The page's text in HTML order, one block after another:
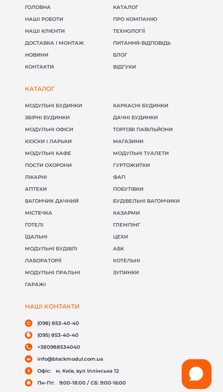
ГОЛОВНА
КАТАЛОГ
НАШІ РОБОТИ
ПРО КОМПАНІЮ
НАШІ КЛІЄНТИ
ТЕХНОЛОГІЇ
ДОСТАВКА І МОНТАЖ
ПИТАННЯ-ВІДПОВІДЬ
НОВИНИ
БЛОГ
КОНТАКТИ
ВІДГУКИ
КАТАЛОГ
МОДУЛЬНІ БУДИНКИ
КАРКАСНІ БУДИНКИ
ЗБІРНІ БУДИНКИ
ДАЧНІ БУДИНКИ
МОДУЛЬНІ ОФІСИ
ТОРГОВІ ПАВІЛЬЙОНИ
КІОСКИ І ЛАРЬКИ
МАГАЗИНИ
МОДУЛЬНІ КАФЕ
МОДУЛЬНІ ТУАЛЕТИ
ПОСТИ ОХОРОНИ
ГУРТОЖИТКИ
ЛІКАРНІ
ФАП
АПТЕКИ
ПОБУТІВКИ
ВАГОНЧИК ДАЧНИЙ
БУДІВЕЛЬНІ ВАГОНЧИКИ
МІСТЕЧКА
КАЗАРМИ
ГОТЕЛІ
ГЛЕМПІНГ
ЇДАЛЬНІ
ЦЕХИ
МОДУЛЬНІ БУДІВЛІ
АБК
ЛАБОРАТОРІЇ
КОТЕЛЬНІ
МОДУЛЬНІ ПРАЛЬНІ
ЗУПИНКИ
ГАРАЖІ
НАШІ КОНТАКТИ
(098) 853-40-40
(095) 853-40-40
+380988534040
info@blockmodul.com.ua
Офіс:
м. Київ, вул Іллінська 12
Пн-Пт:
9:00-18:00 / Сб: 9:00-16:00